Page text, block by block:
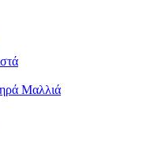
Μαλλιά